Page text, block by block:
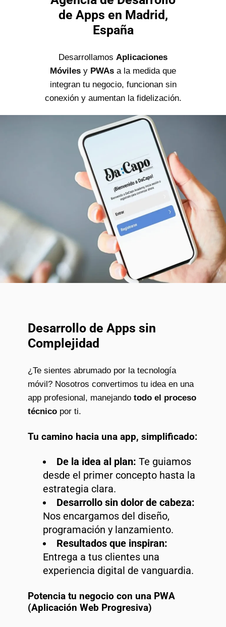
de Apps en Madrid,
España
Desarrollamos Aplicaciones
Móviles y PWAs a la medida que
integran tu negocio, funcionan sin
conexión y aumentan la fidelización.
Desarrollo de Apps sin
Complejidad
¿Te sientes abrumado por la tecnología
móvil? Nosotros convertimos tu idea en una
app profesional, manejando todo el proceso
técnico por ti.
Tu camino hacia una app, simplificado:
De la idea al plan: Te guiamos
desde el primer concepto hasta la
estrategia clara.
Desarrollo sin dolor de cabeza:
Nos encargamos del diseño,
programación y lanzamiento.
Resultados que inspiran:
Entrega a tus clientes una
experiencia digital de vanguardia.
Potencia tu negocio con una PWA
(Aplicación Web Progresiva)